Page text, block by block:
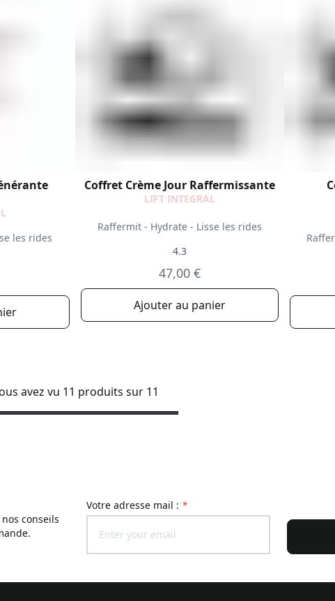
les rides
Coffret Crème Jour Raffermissante
LIFT INTEGRAL
Raffermit - Hydrate - Lisse les rides
4.3
47,00 €
Ajouter au panier
avez vu 11 produits sur 11
conseils
Votre adresse mail : *